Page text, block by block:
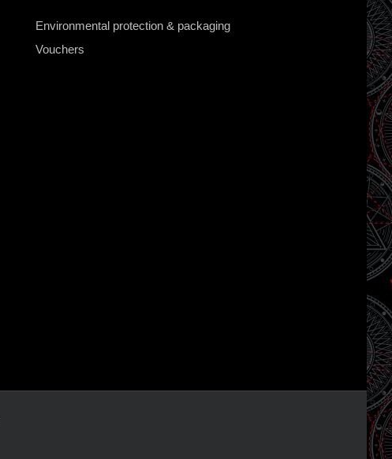
Environmental protection & packaging
Vouchers